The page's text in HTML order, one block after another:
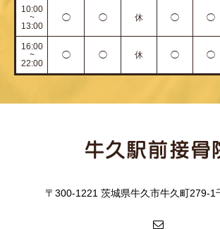
10:00
~
13:00
◯ ◯ 休 ◯ ◯
16:00
~
22:00
◯ ◯ 休 ◯ ◯
〒300-1221 茨城県牛久市牛久町279-1